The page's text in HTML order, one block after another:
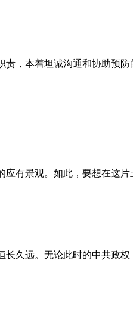
，本着坦诚沟通和协助预
有景观。如此，要想在这
久远。无论此时的中共政权